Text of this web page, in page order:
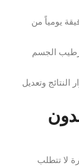
الرياضة بانتظام: على الأقل 30 دقيقة يومياً من
الجسم
النتائج وتعديل
لا تتطلب